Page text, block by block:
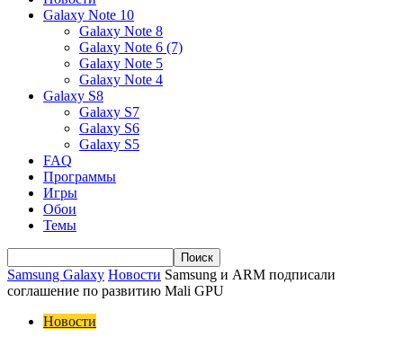
Galaxy Note 10
Galaxy Note 8
Galaxy Note 6 (7)
Galaxy Note 5
Galaxy Note 4
Galaxy S8
Galaxy S7
Galaxy S6
Galaxy S5
FAQ
Программы
Игры
Обои
Темы
Samsung Galaxy Новости Samsung и ARM подписали
соглашение по развитию Mali GPU
Новости